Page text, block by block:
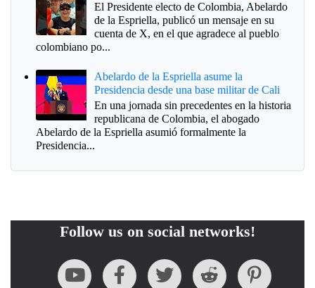
El Presidente electo de Colombia, Abelardo
de la Espriella, publicó un mensaje en su
cuenta de X, en el que agradece al pueblo
colombiano po...
Abelardo de la Espriella asume la
Presidencia desde una base militar de Cali
En una jornada sin precedentes en la historia
republicana de Colombia, el abogado
Abelardo de la Espriella asumió formalmente la
Presidencia...
Follow us on social networks!